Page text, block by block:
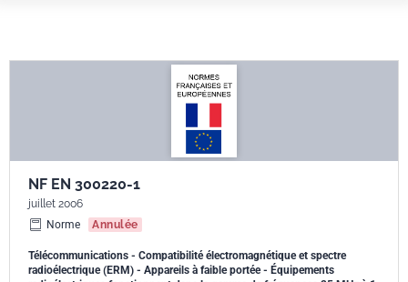
NF EN 300220-1
juillet 2006
Norme
Annulée
Télécommunications - Compatibilité électromagnétique et spectre
radioélectrique (ERM) - Appareils à faible portée - Équipements